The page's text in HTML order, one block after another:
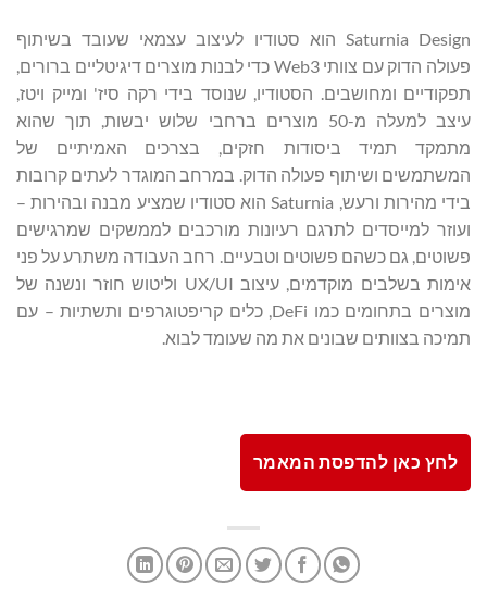
Saturnia Design הוא סטודיו לעיצוב עצמאי שעובד בשיתוף
פעולה הדוק עם צוותי Web3 כדי לבנות מוצרים דיגיטליים ברורים,
תפקודיים ומחושבים. הסטודיו, שנוסד בידי רקה סיז' ומייק ויטז,
עיצב למעלה מ-50 מוצרים ברחבי שלוש יבשות, תוך שהוא
מתמקד תמיד ביסודות חזקים, בצרכים האמיתיים של
המשתמשים ושיתוף פעולה הדוק. במרחב המוגדר לעתים קרובות
בידי מהירות ורעש, Saturnia הוא סטודיו שמציע מבנה ובהירות –
ועוזר למייסדים לתרגם רעיונות מורכבים לממשקים שמרגישים
פשוטים, גם כשהם פשוטים וטבעיים. רחב העבודה משתרע על פני
אימות בשלבים מוקדמים, עיצוב UX/UI וליטוש חוזר ונשנה של
מוצרים בתחומים כמו DeFi, כלים קריפטוגרפים ותשתיות – עם
תמיכה בצוותים שבונים את מה שעומד לבוא.
לחץ כאן להדפסת המאמר